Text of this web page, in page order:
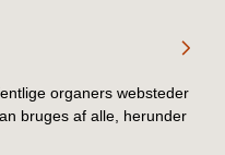
organers websteder
bruges af alle, herunder